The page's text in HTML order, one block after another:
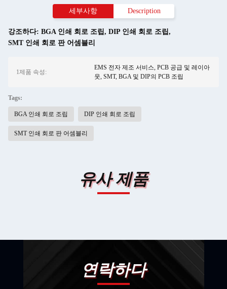
세부사항 Description
강조하다: BGA 인쇄 회로 조립, DIP 인쇄 회로 조립,
SMT 인쇄 회로 판 어셈블리
1제품 속성:
EMS 전자 제조 서비스, PCB 공급 및 레이아
웃, SMT, BGA 및 DIP의 PCB 조립
Tags:
BGA 인쇄 회로 조립 DIP 인쇄 회로 조립
SMT 인쇄 회로 판 어셈블리
유사 제품
연락하다